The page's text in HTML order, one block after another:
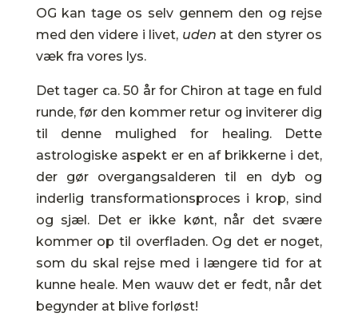
OG kan tage os selv gennem den og rejse
med den videre i livet, uden at den styrer os
væk fra vores lys.
Det tager ca. 50 år for Chiron at tage en fuld
runde, før den kommer retur og inviterer dig
til denne mulighed for healing. Dette
astrologiske aspekt er en af brikkerne i det,
der gør overgangsalderen til en dyb og
inderlig transformationsproces i krop, sind
og sjæl. Det er ikke kønt, når det svære
kommer op til overfladen. Og det er noget,
som du skal rejse med i længere tid for at
kunne heale. Men wauw det er fedt, når det
begynder at blive forløst!